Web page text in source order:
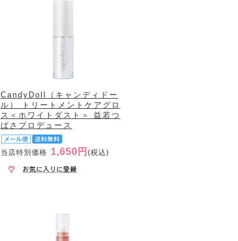
CandyDoll（キャンディドー
ル） トリートメントケアグロ
ス＜ホワイトダスト＞ 益若つ
ばさプロデュース
当店特別価格 1,650円 (税込)